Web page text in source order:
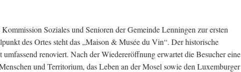
Soziales und Senioren der Gemeinde Lenningen zur ersten
des Ortes steht das „Maison & Musée du Vin“. Der historische
renoviert. Nach der Wiedereröffnung erwartet die Besucher eine
und Territorium, das Leben an der Mosel sowie den Luxemburger